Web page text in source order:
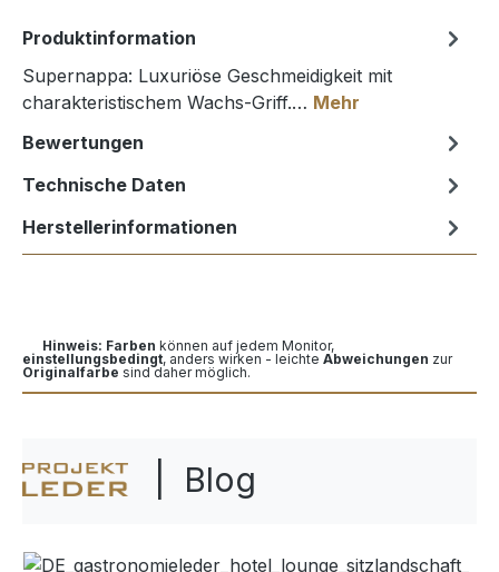
Produktinformation
Supernappa: Luxuriöse Geschmeidigkeit mit
charakteristischem Wachs-Griff.… Mehr
Bewertungen
Technische Daten
Herstellerinformationen
Hinweis: Farben können auf jedem Monitor,
einstellungsbedingt, anders wirken - leichte Abweichungen zur
Originalfarbe sind daher möglich.
| Blog